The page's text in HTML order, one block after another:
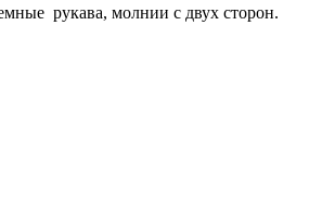
рукава, молнии с двух сторон.